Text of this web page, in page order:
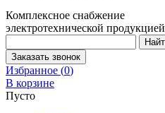
Комплексное снабжение
электротехнической продукцией
Избранное (0)
В корзине
Пусто